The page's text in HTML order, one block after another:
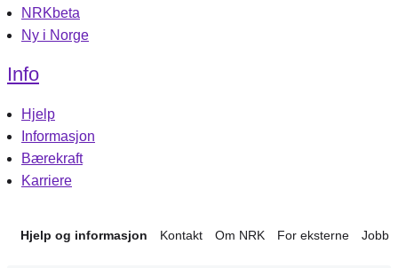
NRKbeta
Ny i Norge
Info
Hjelp
Informasjon
Bærekraft
Karriere
Hjelp og informasjon Kontakt Om NRK For eksterne Jobb